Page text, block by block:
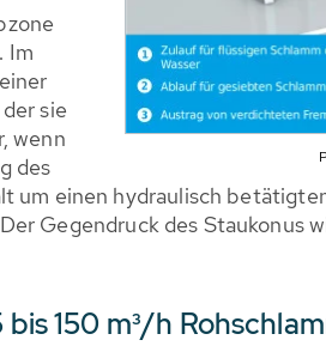
Im
sie
wenn
des
um einen hydraulisch
Gegendruck des Staukonus
150 m³/h